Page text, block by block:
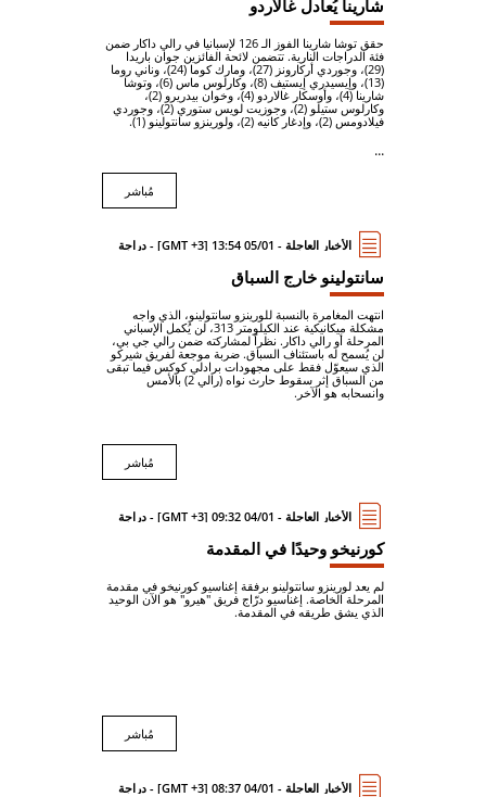
شارينا يُعادل غالاردو
حقق توشا شارينا الفوز الـ 126 لإسبانيا في رالي داكار ضمن
فئة الدراجات النارية. تتضمن لائحة الفائزين جوان باريدا
(29)، وجوردي أركارونز (27)، ومارك كوما (24)، وناني روما
(13)، وإيسيدري إيستيف (8)، وكارلوس ماس (6)، وتوشا
شارينا (4)، وأوسكار غالاردو (4)، وخوان بيدريرو (2)،
وكارلوس ستيلو (2)، وجوزيت لويس ستوري (2)، وجوردي
فيلادومس (2)، وإدغار كانيه (2)، ولورينزو سانتولينو (1).
...
مُباشر
الأخبار العاجلة - 05/01 13:54 [GMT +3] - دراجة
سانتولينو خارج السباق
انتهت المغامرة بالنسبة للورينزو سانتولينو، الذي واجه
مشكلة ميكانيكية عند الكيلومتر 313، لن يُكمل الإسباني
المرحلة أو رالي داكار. نظراً لمشاركته ضمن رالي جي بي،
لن يُسمح له باستئناف السباق. ضربة موجعة لفريق شيركو
الذي سيعوّل فقط على مجهودات برادلي كوكس فيما تبقى
من السباق إثر سقوط حارث نواه (رالي 2) بالأمس
وانسحابه هو الآخر.
مُباشر
الأخبار العاجلة - 04/01 09:32 [GMT +3] - دراجة
كورنيخو وحيدًا في المقدمة
لم يعد لورينزو سانتولينو برفقة إغناسيو كورنيخو في مقدمة
المرحلة الخاصة. إغناسيو درّاج فريق "هيرو" هو الآن الوحيد
الذي يشق طريقه في المقدمة.
مُباشر
الأخبار العاجلة - 04/01 08:37 [GMT +3] - دراجة